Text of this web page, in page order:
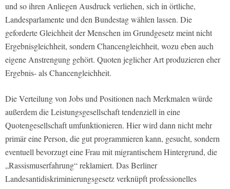
und so ihren Anliegen Ausdruck verliehen, sich in örtliche,
Landesparlamente und den Bundestag wählen lassen. Die
geforderte Gleichheit der Menschen im Grundgesetz meint nicht
Ergebnisgleichheit, sondern Chancengleichheit, wozu eben auch
eigene Anstrengung gehört. Quoten jeglicher Art produzieren eher
Ergebnis- als Chancengleichheit.
Die Verteilung von Jobs und Positionen nach Merkmalen würde
außerdem die Leistungsgesellschaft tendenziell in eine
Quotengesellschaft umfunktionieren. Hier wird dann nicht mehr
primär eine Person, die gut programmieren kann, gesucht, sondern
eventuell bevorzugt eine Frau mit migrantischem Hintergrund, die
„Rassismuserfahrung“ reklamiert. Das Berliner
Landesantidiskriminierungsgesetz verknüpft professionelles